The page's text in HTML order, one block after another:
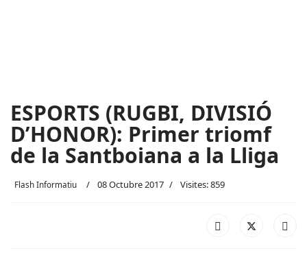
ESPORTS (RUGBI, DIVISIÓ
D’HONOR): Primer triomf
de la Santboiana a la Lliga
Flash Informatiu 08 Octubre 2017 Visites: 859